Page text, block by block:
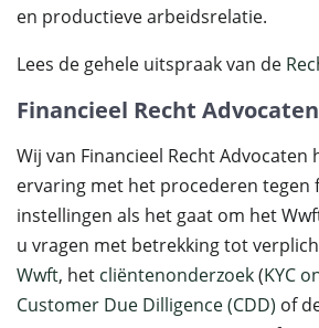
en productieve arbeidsrelatie.
Lees de gehele uitspraak van de
Financieel Recht Advocaten
Wij van Financieel Recht Advocaten
ervaring met het procederen tegen
instellingen als het gaat om het
u vragen met betrekking tot
Wwft, het cliëntenonderzoek(KYC
Customer Due Dilligence (CDD) of